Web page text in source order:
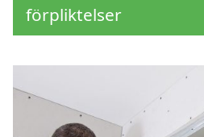
förpliktelser